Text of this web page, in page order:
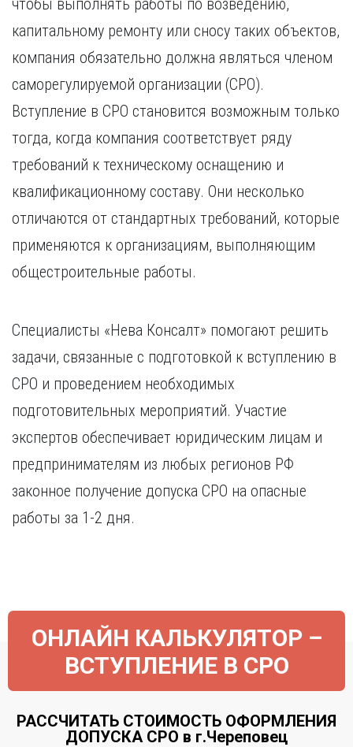
Краснодар
Красноярск
Курск
Л
Липецк
М
Магнитогорск
Махачкала
Набережные Челны
Нижний Новгород
Новосибирск
Ульяновск
Уфа
Х
Хабаровск
Ч
Чебоксары
Череповец
Чита
Я
Ярославль
чтобы выполнять работы по возведению,
капитальному ремонту или сносу таких объектов,
компания обязательно должна являться членом
саморегулируемой организации (СРО).
Вступление в СРО становится возможным только
тогда, когда компания соответствует ряду
требований к техническому оснащению и
квалификационному составу. Они несколько
отличаются от стандартных требований, которые
применяются к организациям, выполняющим
общестроительные работы.
Специалисты «Нева Консалт» помогают решить
задачи, связанные с подготовкой к вступлению в
СРО и проведением необходимых
подготовительных мероприятий. Участие
экспертов обеспечивает юридическим лицам и
предпринимателям из любых регионов РФ
законное получение допуска СРО на опасные
работы за 1-2 дня.
ОНЛАЙН КАЛЬКУЛЯТОР –
ВСТУПЛЕНИЕ В СРО
РАССЧИТАТЬ СТОИМОСТЬ ОФОРМЛЕНИЯ
ДОПУСКА СРО в г.Череповец